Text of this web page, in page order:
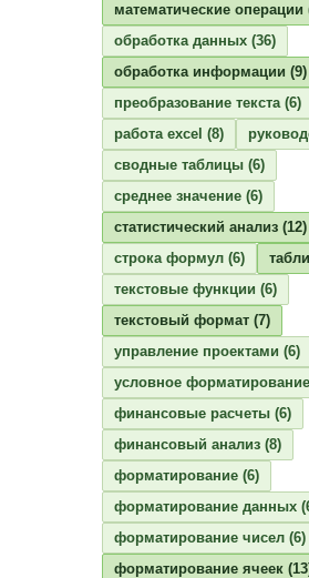
математические операции
обработка данных (36)
обработка информации (9)
преобразование текста(6)
работа excel (8)
сводные таблицы (6)
среднее значение (6)
статистический анализ (12)
строка формул (6)
текстовые функции (6)
текстовый формат (7)
управление проектами (6)
условное форматирование
финансовые расчеты (6)
финансовый анализ (8)
форматирование (6)
форматирование данных
форматирование чисел (6)
форматирование ячеек